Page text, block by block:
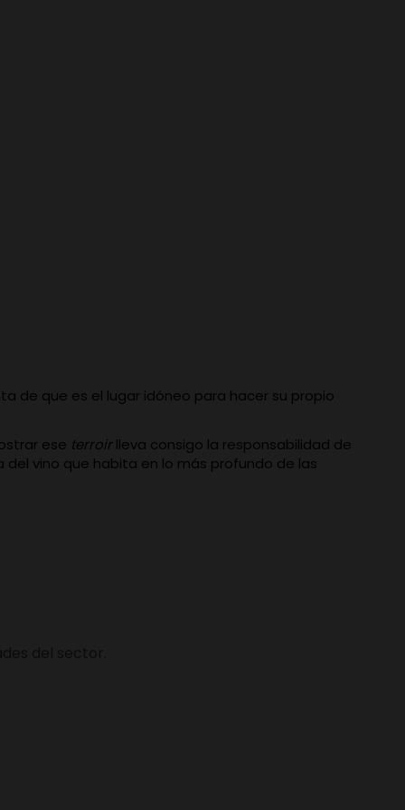
de que es el lugar idóneo para hacer su propio
ese terroirlleva consigo la responsabilidad de
del vino que habita en lo más profundo de las